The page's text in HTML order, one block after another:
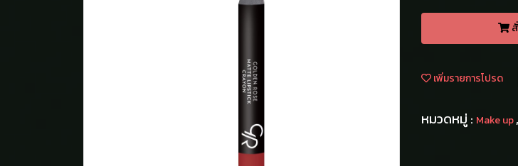
เพิ่มรายการโปรด
หมวดหมู่ : Make up,